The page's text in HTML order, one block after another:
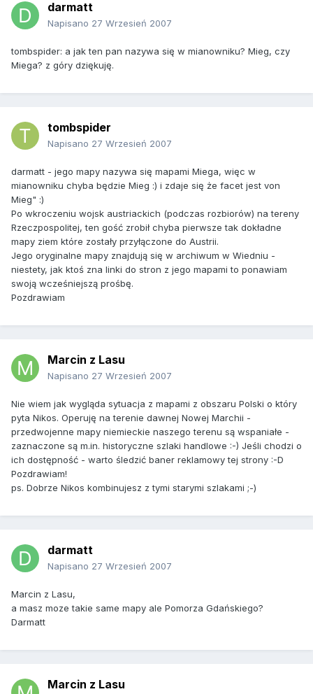
darmatt
Napisano 27 Wrzesień 2007
tombspider: a jak ten pan nazywa się w mianowniku? Mieg, czy
Miega? z góry dziękuję.
tombspider
Napisano 27 Wrzesień 2007
darmatt - jego mapy nazywa się mapami Miega, więc w
mianowniku chyba będzie Mieg :) i zdaje się że facet jest von
Mieg" :)
Po wkroczeniu wojsk austriackich (podczas rozbiorów) na tereny
Rzeczpospolitej, ten gość zrobił chyba pierwsze tak dokładne
mapy ziem które zostały przyłączone do Austrii.
Jego oryginalne mapy znajdują się w archiwum w Wiedniu -
niestety, jak ktoś zna linki do stron z jego mapami to ponawiam
swoją wcześniejszą prośbę.
Pozdrawiam
Marcin z Lasu
Napisano 27 Wrzesień 2007
Nie wiem jak wygląda sytuacja z mapami z obszaru Polski o który
pyta Nikos. Operuję na terenie dawnej Nowej Marchii -
przedwojenne mapy niemieckie naszego terenu są wspaniałe -
zaznaczone są m.in. historyczne szlaki handlowe :-) Jeśli chodzi o
ich dostępność - warto śledzić baner reklamowy tej strony :-D
Pozdrawiam!
ps. Dobrze Nikos kombinujesz z tymi starymi szlakami ;-)
darmatt
Napisano 27 Wrzesień 2007
Marcin z Lasu,
a masz moze takie same mapy ale Pomorza Gdańskiego?
Darmatt
Marcin z Lasu